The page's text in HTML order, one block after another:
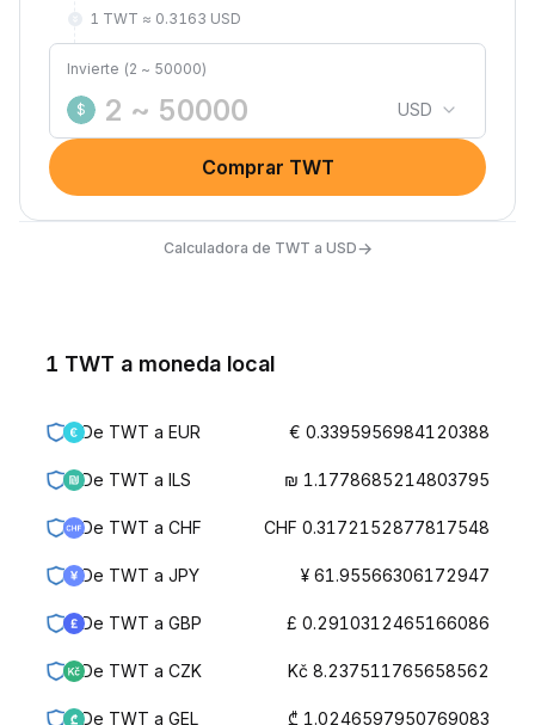
1 TWT ≈ 0.3163 USD
Invierte (2 ~ 50000)
$ USD
Comprar TWT
Calculadora de TWT a USD→
1 TWT a moneda local
De TWT a EUR € 0.3395956984120388
De TWT a ILS ₪ 1.1778685214803795
De TWT a CHF CHF 0.3172152877817548
De TWT a JPY ¥ 61.95566306172947
De TWT a GBP £ 0.2910312465166086
De TWT a CZK Kč 8.237511765658562
De TWT a GEL ₾ 1.0246597950769083